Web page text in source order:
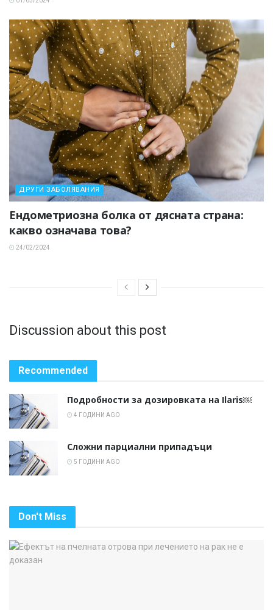
ДРУГИ ЗАБОЛЯВАНИЯ
Ендометриозна болка от дясната страна:
какво означава това?
24/02/2024
Discussion about this post
Recommended
Подробности за дозировката на Ilaris￼
4 ГОДИНИ AGO
Сложни парциални припадъци
5 ГОДИНИ AGO
Don't Miss